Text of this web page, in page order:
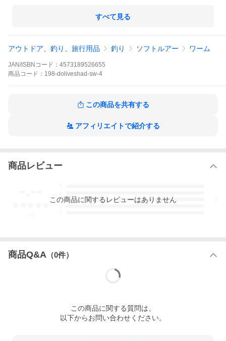
すべて見る
アウトドア、釣り、旅行用品 釣り ソフトルアー ワーム
JAN/ISBNコード： 4573189526655
商品 コード： 198-doliveshad-sw-4
この商品を共有する
アフィリエイトで紹介する
商品レビュー
3
この商品に関するレビューはありません
商品Q&A （0件）
この商品に関する質問は、
以下からお問い合わせください。